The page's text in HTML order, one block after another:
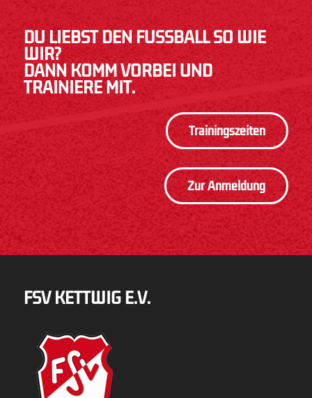
DU LIEBST DEN FUSSBALL SO WIE W
IR?
DANN KOMM VORBEI UND
TRAINIERE MIT.
Trainingszeiten
Zur Anmeldung
FSV KETTWIG E.V.